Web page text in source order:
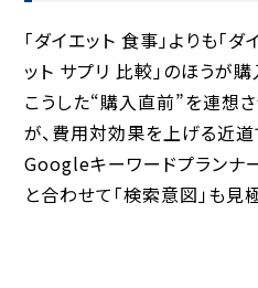
「ダイエット 食事」よりも「
ット サプリ 比較」のほうが
こうした“購入直前”を連想
が、費用対効果を上げる近道
Googleキーワードプランナ
と合わせて「検索意図」も見